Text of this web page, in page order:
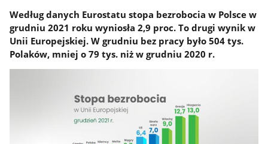
Według danych Eurostatu stopa bezrobocia w Polsce w
grudniu 2021 roku wyniosła 2,9 proc. To drugi wynik w
Unii Europejskiej. W grudniu bez pracy było 504 tys.
Polaków, mniej o 79 tys. niż w grudniu 2020 r.